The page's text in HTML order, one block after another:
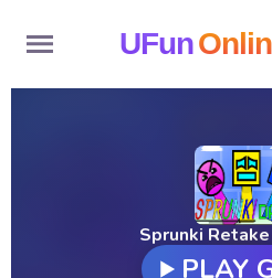
UFun
Sprunki
PLAY